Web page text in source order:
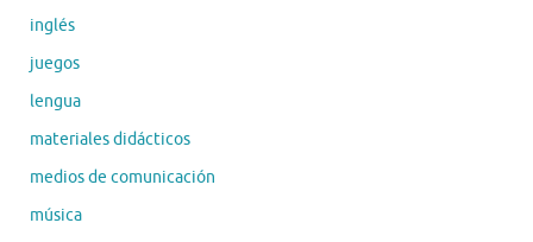
inglés
juegos
lengua
materiales didácticos
medios de comunicación
música